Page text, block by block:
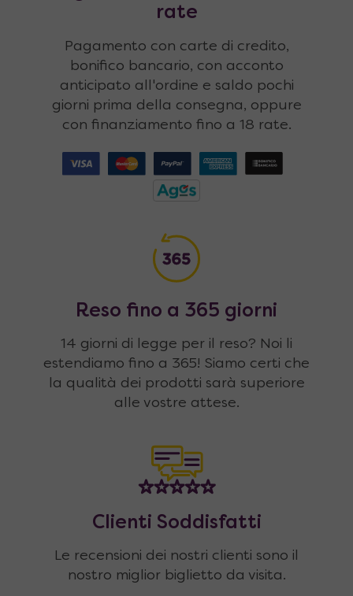
rate
Pagamento con carte di credito,
bonifico bancario, con acconto
anticipato all'ordine e saldo pochi
giorni prima della consegna, oppure
con finanziamento fino a 18 rate.
Reso fino a 365 giorni
14 giorni di legge per il reso? Noi li
estendiamo fino a 365! Siamo certi che
la qualità dei prodotti sarà superiore
alle vostre attese.
Clienti Soddisfatti
Le recensioni dei nostri clienti sono il
nostro miglior biglietto da visita.